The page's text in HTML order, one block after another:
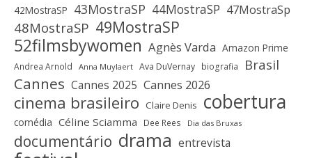
42MostraSP 43MostraSP 44MostraSP 47MostraSp
48MostraSP 49MostraSP
52filmsbywomen Agnès Varda Amazon Prime
Andrea Arnold Anna Muylaert Ava DuVernay biografia Brasil
Cannes Cannes 2025 Cannes 2026
cinema brasileiro Claire Denis cobertura
comédia Céline Sciamma Dee Rees Dia das Bruxas
documentário drama entrevista